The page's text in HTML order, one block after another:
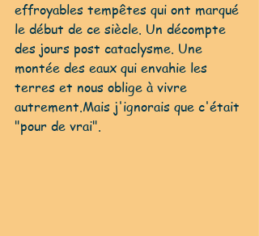
effroyables tempêtes qui ont marqué
le début de ce siècle. Un décompte
des jours post cataclysme. Une
montée des eaux qui envahie les
terres et nous oblige à vivre
autrement.Mais j'ignorais que c'était
"pour de vrai".